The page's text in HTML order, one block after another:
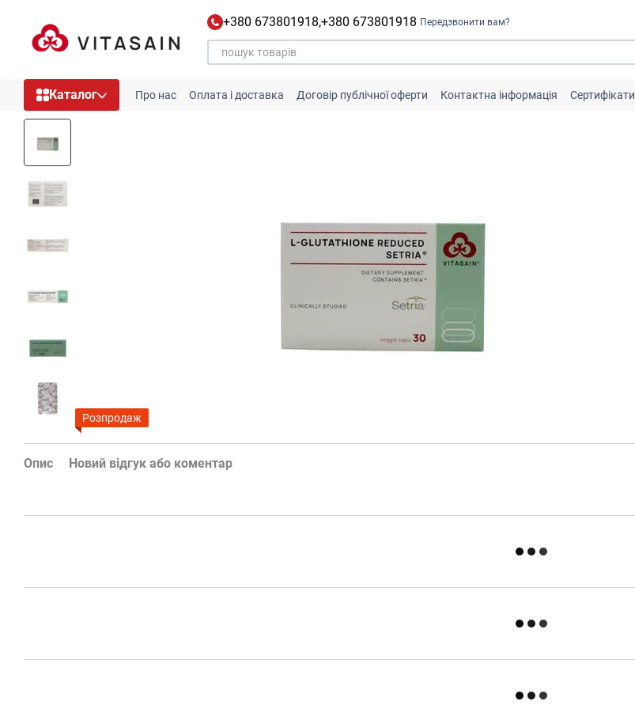
+380 673801918,+380 673801918 Передзвонити вам?
Каталог Про нас Оплата і доставка Договір публічної оферти Контактна інформація Сертифікати
Розпродаж
Опис Новий відгук або коментар